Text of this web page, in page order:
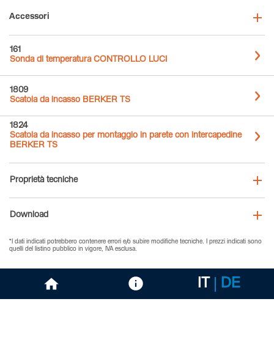
Accessori
161
Sonda di temperatura CONTROLLO LUCI
1809
Scatola da incasso BERKER TS
1824
Scatola da incasso per montaggio in parete con intercapedine
BERKER TS
Proprietà tecniche
Download
*I dati indicati potrebbero contenere errori e/o subire modifiche tecniche. I prezzi indicati sono
quelli del listino pubblico in vigore, IVA esclusa.
IT DE